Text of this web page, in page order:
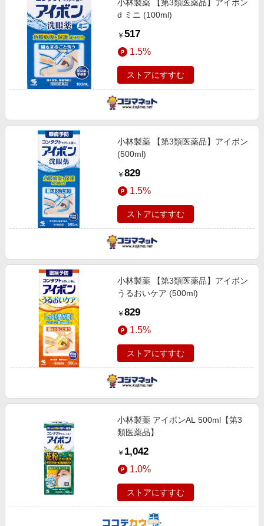
小林製薬 【第3類医薬品】アイボン
d ミニ (100ml)
￥ 517
1.5%
ストアにすすむ
小林製薬 【第3類医薬品】アイボン
(500ml)
￥ 829
1.5%
ストアにすすむ
小林製薬 【第3類医薬品】アイボン
うるおいケア (500ml)
￥ 829
1.5%
ストアにすすむ
小林製薬 アイボンAL 500ml【第3
類医薬品】
￥ 1,042
1.0%
ストアにすすむ